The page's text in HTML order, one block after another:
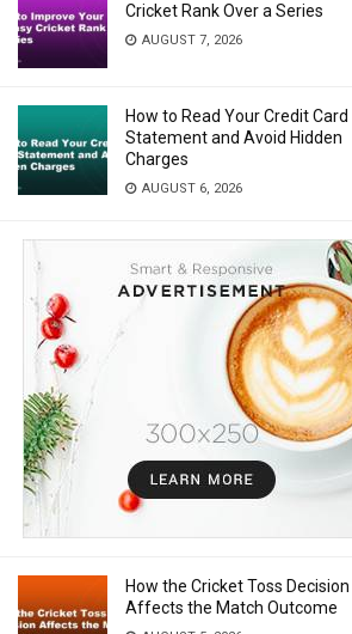
Cricket Rank Over a Series
AUGUST 7, 2026
How to Read Your Credit Card
Statement and Avoid Hidden
Charges
AUGUST 6, 2026
How the Cricket Toss Decision
Affects the Match Outcome